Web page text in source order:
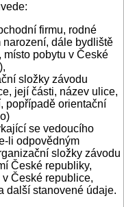
firmu, rodné
dále bydliště
místo pobytu v České
složky závodu
její části, název ulice,
popřípadě orientační
se vedoucího
li odpovědným
složky závodu
České republiky,
České republice,
další stanovené údaje.